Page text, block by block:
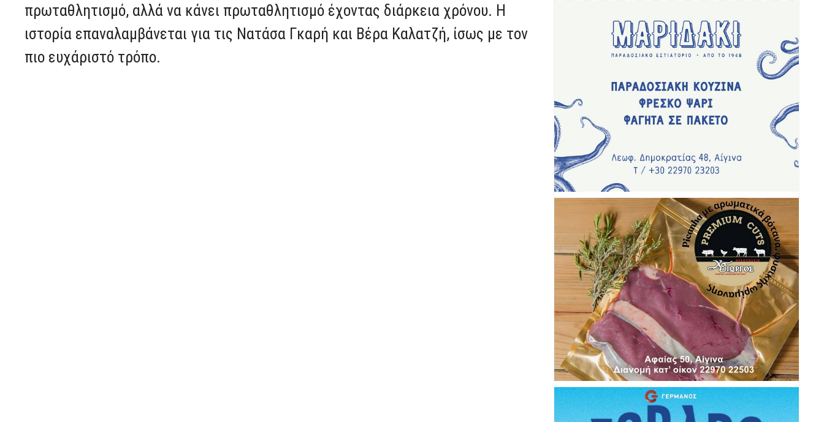
πρωταθλητισμό, αλλά να κάνει πρωταθλητισμό έχοντας διάρκεια χρόνου. Η
ιστορία επαναλαμβάνεται για τις Νατάσα Γκαρή και Βέρα Καλατζή, ίσως με τον
πιο ευχάριστό τρόπο.